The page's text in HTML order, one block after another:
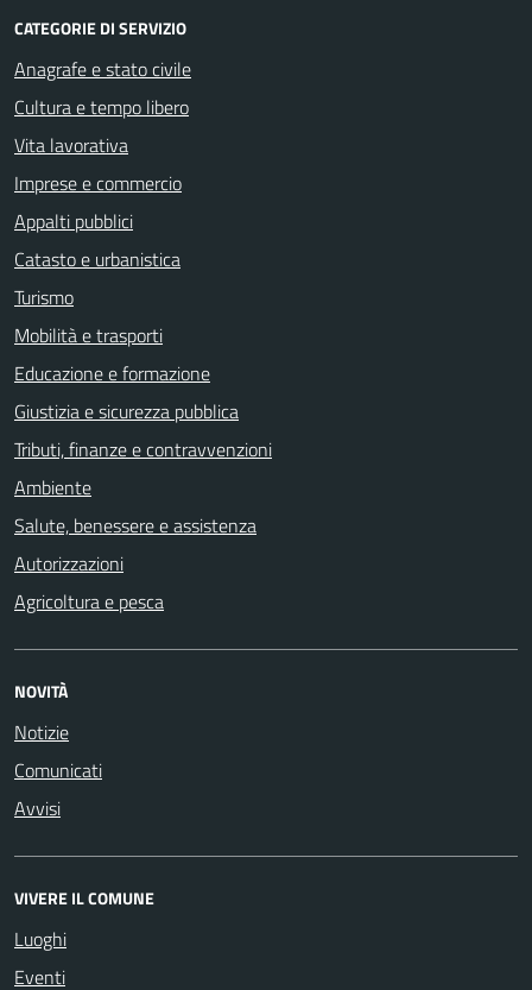
CATEGORIE DI SERVIZIO
Anagrafe e stato civile
Cultura e tempo libero
Vita lavorativa
Imprese e commercio
Appalti pubblici
Catasto e urbanistica
Turismo
Mobilità e trasporti
Educazione e formazione
Giustizia e sicurezza pubblica
Tributi, finanze e contravvenzioni
Ambiente
Salute, benessere e assistenza
Autorizzazioni
Agricoltura e pesca
NOVITÀ
Notizie
Comunicati
Avvisi
VIVERE IL COMUNE
Luoghi
Eventi